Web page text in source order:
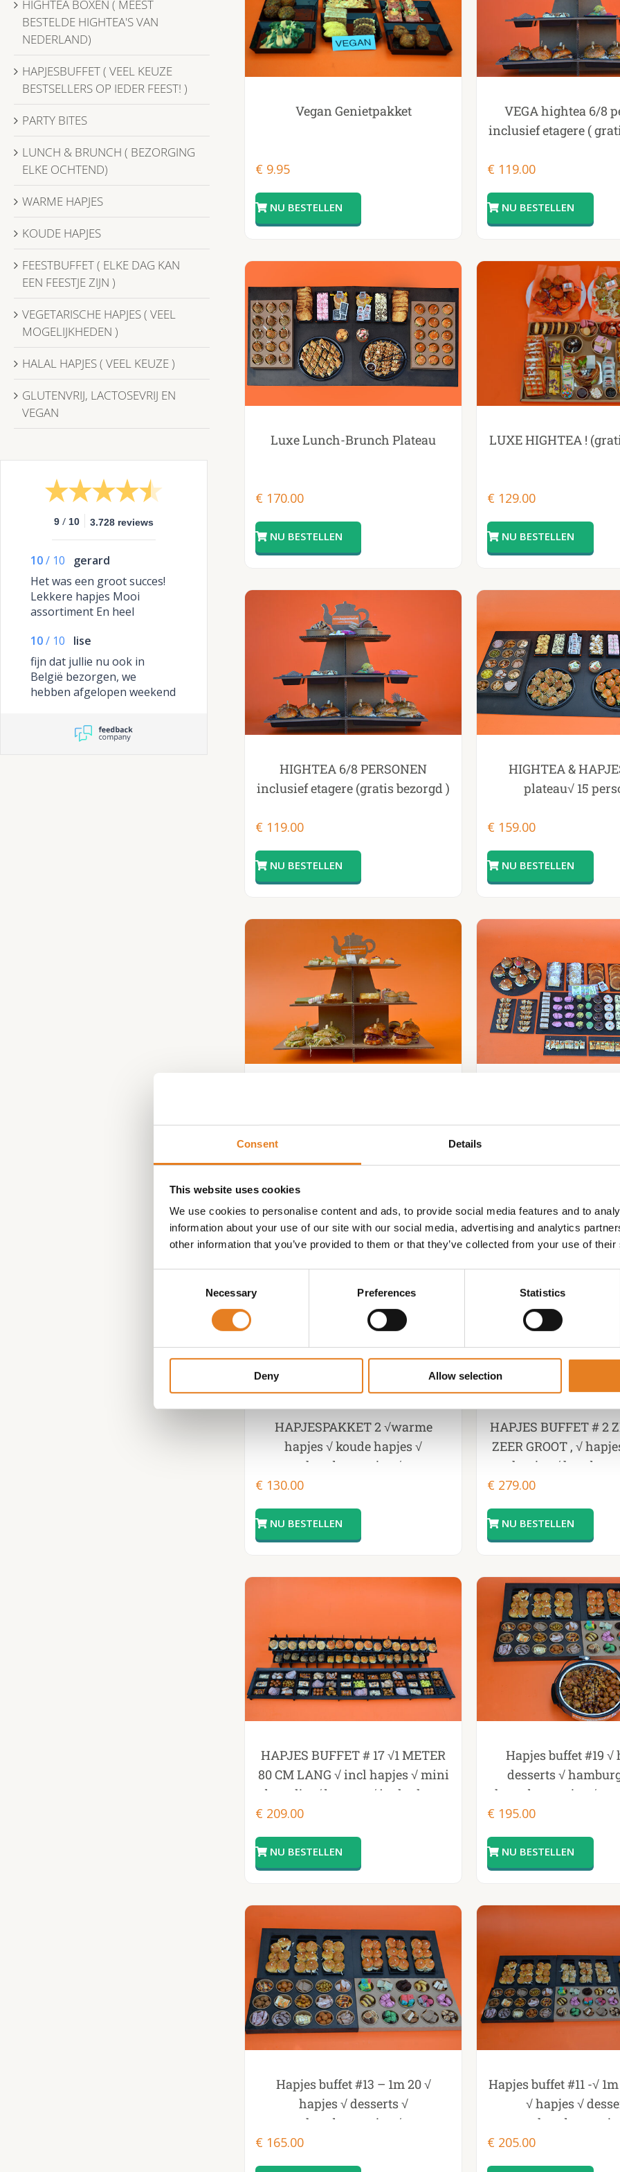
Consent Details
This website uses cookies
We use cookies to personalise content and ads, to provide social media features and to
information about your use of our site with our social media, advertising and analytics
other information that you’ve provided to them or that they’ve collected from your use of
Necessary Preferences Statistics
Deny Allow selection
Vegan Genietpakket
€ 9.95
VEGA hightea 6/8
inclusief etagere (
€ 119.00
Luxe Lunch-Brunch Plateau
€ 170.00
LUXE HIGHTEA !
€ 129.00
HIGHTEA 6/8 PERSONEN
inclusief etagere (gratis bezorgd )
€ 119.00
HIGHTEA &
plateau√ 15
€ 159.00
HAPJESPAKKET 2 √warme
hapjes √ koude hapjes √
hamburgertjes √
cheeseburgertjes √ tomaat en
€ 130.00
HAPJES BUFFET # 2
ZEER GROOT , √
hapjes √
cheeseburgertjes √
opwarmpannen v incl
GENOMINEERD
€ 279.00
HAPJES BUFFET # 17 √1 METER
80 CM LANG √ incl hapjes √ mini
broodjes√ burgers√ incl rek en
€ 209.00
Hapjes buffet #19 √
desserts √
cheeseburgertjes √
√ incl
€ 195.00
Hapjes buffet #13 – 1m 20 √
hapjes √ desserts √
hamburgertjes √
€ 165.00
Hapjes buffet #11 -√
√ hapjes √
cheeseburgertjes √
€ 205.00
HIGHTEA BOXEN ( MEEST
BESTELDE HIGHTEA'S VAN
NEDERLAND)
HAPJESBUFFET ( VEEL KEUZE
BESTSELLERS OP IEDER FEEST! )
PARTY BITES
LUNCH & BRUNCH ( BEZORGING
ELKE OCHTEND)
WARME HAPJES
KOUDE HAPJES
FEESTBUFFET ( ELKE DAG KAN
EEN FEESTJE ZIJN )
VEGETARISCHE HAPJES ( VEEL
MOGELIJKHEDEN )
HALAL HAPJES ( VEEL KEUZE )
GLUTENVRIJ, LACTOSEVRIJ EN
VEGAN
9 / 10 3.728 reviews
10/ 10
gerard
Het was een groot succes!
Lekkere hapjes Mooi
assortiment En heel
afgesproken tijd staan ze
voor je deur. Bedankt
hapjesschaal.nl
10/ 10
lise
fijn dat jullie nu ook in
België bezorgen, we
hebben afgelopen weekend
gemaakt. heel heel goed. we
vertellen het voort